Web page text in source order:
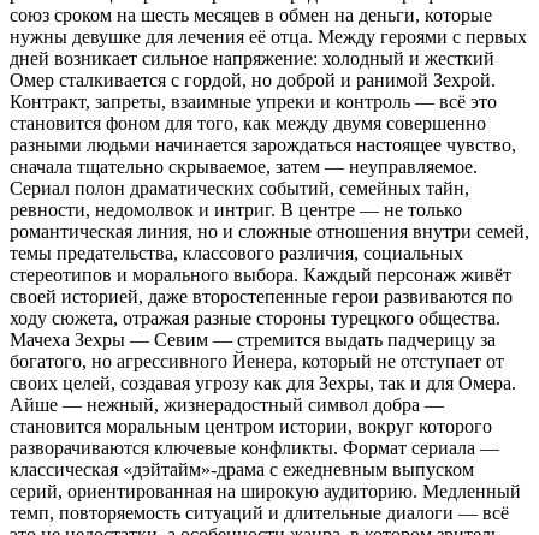
союз сроком на шесть месяцев в обмен на деньги, которые
нужны девушке для лечения её отца. Между героями с первых
дней возникает сильное напряжение: холодный и жесткий
Омер сталкивается с гордой, но доброй и ранимой Зехрой.
Контракт, запреты, взаимные упреки и контроль — всё это
становится фоном для того, как между двумя совершенно
разными людьми начинается зарождаться настоящее чувство,
сначала тщательно скрываемое, затем — неуправляемое.
Сериал полон драматических событий, семейных тайн,
ревности, недомолвок и интриг. В центре — не только
романтическая линия, но и сложные отношения внутри семей,
темы предательства, классового различия, социальных
стереотипов и морального выбора. Каждый персонаж живёт
своей историей, даже второстепенные герои развиваются по
ходу сюжета, отражая разные стороны турецкого общества.
Мачеха Зехры — Севим — стремится выдать падчерицу за
богатого, но агрессивного Йенера, который не отступает от
своих целей, создавая угрозу как для Зехры, так и для Омера.
Айше — нежный, жизнерадостный символ добра —
становится моральным центром истории, вокруг которого
разворачиваются ключевые конфликты. Формат сериала —
классическая «дэйтайм»-драма с ежедневным выпуском
серий, ориентированная на широкую аудиторию. Медленный
темп, повторяемость ситуаций и длительные диалоги — всё